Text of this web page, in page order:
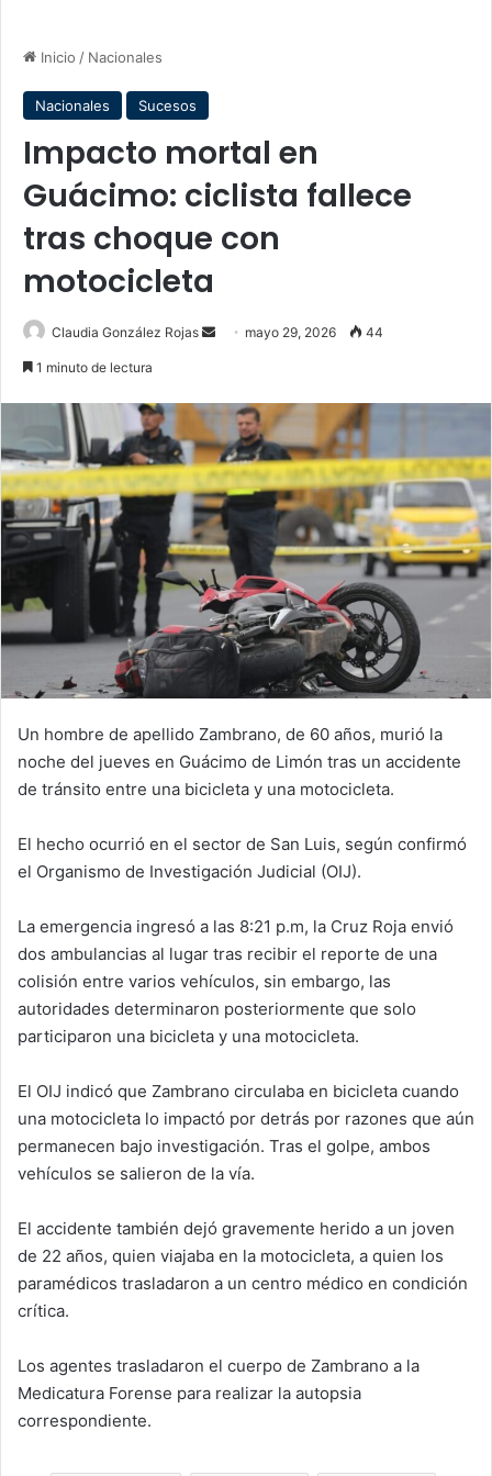
Inicio / Nacionales
Nacionales Sucesos
Impacto mortal en
Guácimo: ciclista fallece
tras choque con
motocicleta
Claudia González Rojas
Send mayo 29, 2026 44
1 minuto de lectura
Un hombre de apellido Zambrano, de 60 años, murió la
noche del jueves en Guácimo de Limón tras un accidente
de tránsito entre una bicicleta y una motocicleta.
El hecho ocurrió en el sector de San Luis, según confirmó
el Organismo de Investigación Judicial (OIJ).
La emergencia ingresó a las 8:21 p.m, la Cruz Roja envió
dos ambulancias al lugar tras recibir el reporte de una
colisión entre varios vehículos, sin embargo, las
autoridades determinaron posteriormente que solo
participaron una bicicleta y una motocicleta.
El OIJ indicó que Zambrano circulaba en bicicleta cuando
una motocicleta lo impactó por detrás por razones que aún
permanecen bajo investigación. Tras el golpe, ambos
vehículos se salieron de la vía.
El accidente también dejó gravemente herido a un joven
de 22 años, quien viajaba en la motocicleta, a quien los
paramédicos trasladaron a un centro médico en condición
crítica.
Los agentes trasladaron el cuerpo de Zambrano a la
Medicatura Forense para realizar la autopsia
correspondiente.